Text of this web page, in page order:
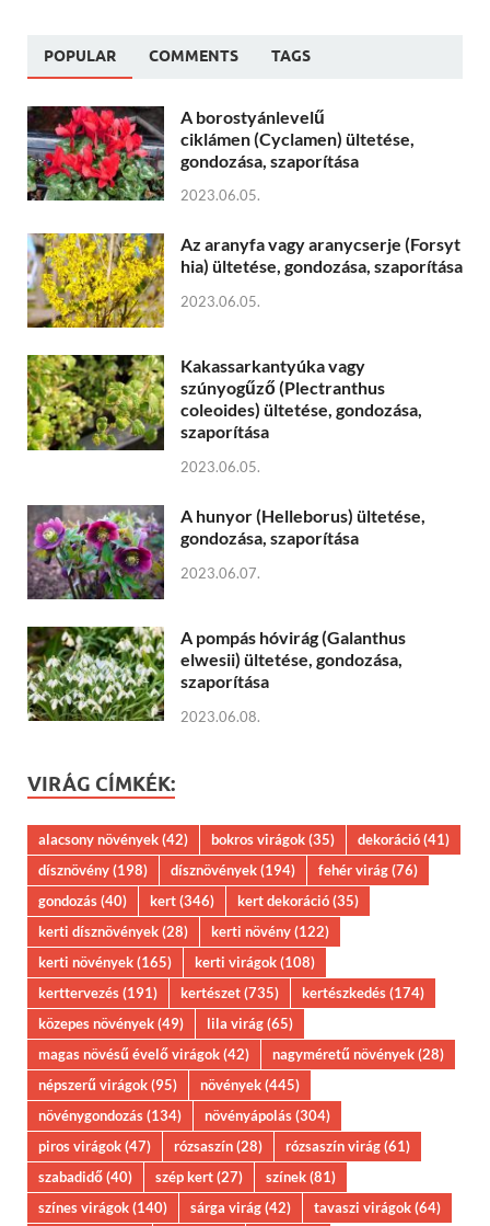
POPULAR COMMENTS TAGS
A borostyánlevelű
ciklámen (Cyclamen) ültetése,
gondozása, szaporítása
2023.06.05.
Az aranyfa vagy aranycserje (Forsyt
hia) ültetése, gondozása, szaporítása
2023.06.05.
Kakassarkantyúka vagy
szúnyogűző (Plectranthus
coleoides) ültetése, gondozása,
szaporítása
2023.06.05.
A hunyor (Helleborus) ültetése,
gondozása, szaporítása
2023.06.07.
A pompás hóvirág (Galanthus
elwesii) ültetése, gondozása,
szaporítása
2023.06.08.
VIRÁG CÍMKÉK:
alacsony növények(42) bokros virágok(35) dekoráció(41)
dísznövény(198) dísznövények(194) fehér virág(76)
gondozás(40) kert(346) kert dekoráció(35)
kerti dísznövények(28) kerti növény(122)
kerti növények(165) kerti virágok(108)
kerttervezés(191) kertészet(735) kertészkedés(174)
közepes növények(49) lila virág(65)
magas növésű évelő virágok(42) nagyméretű növények(28)
népszerű virágok(95) növények(445)
növénygondozás(134) növényápolás(304)
piros virágok(47) rózsaszín(28) rózsaszín virág(61)
szabadidő(40) szép kert(27) színek(81)
színes virágok(140) sárga virág(42) tavaszi virágok(64)